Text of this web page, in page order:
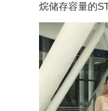
烷储存容量的